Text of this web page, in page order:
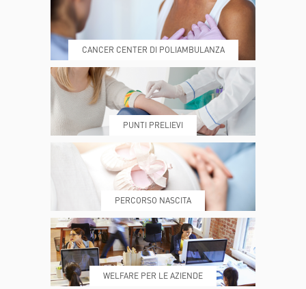
DOVE SIAMO ESAMI E VISITE
PRENOTA MY POLI
REFERTI REPARTI
CANCER CENTER DI POLIAMBULANZA
PUNTI PRELIEVI
PERCORSO NASCITA
WELFARE PER LE AZIENDE